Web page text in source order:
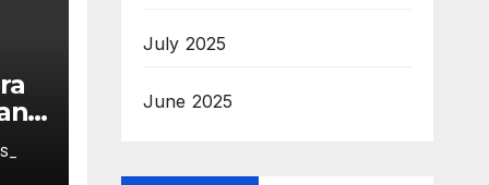
July 2025
June 2025